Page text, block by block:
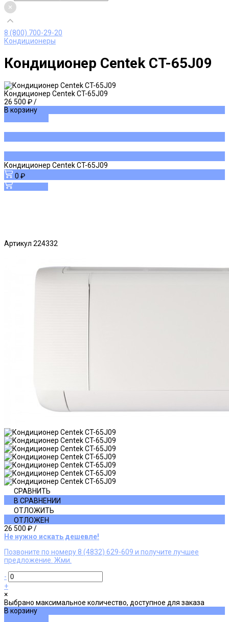
8 (800) 700-29-20
Кондиционеры
Кондиционер Centek CT-65J09
Кондиционер Centek CT-65J09
26 500 ₽/
В корзину
Кондиционер Centek CT-65J09
0 ₽
Артикул 224332
СРАВНИТЬ
В СРАВНЕНИИ
ОТЛОЖИТЬ
ОТЛОЖЕН
26 500 ₽/
Не нужно искать дешевле!
Позвоните по номеру 8 (4832) 629-609 и получите лучшее
предложение. Жми.
-
+
×
Выбрано максимальное количество, доступное для заказа
В корзину